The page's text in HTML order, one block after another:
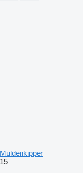
Muldenkipper
15